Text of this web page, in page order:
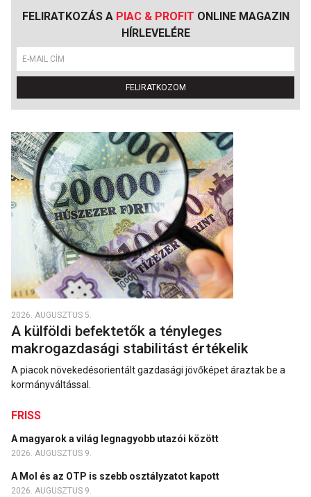
FELIRATKOZÁS A PIAC & PROFIT ONLINE MAGAZIN
HÍRLEVELÉRE
FELIRATKOZOM
2026. AUGUSZTUS 5.
A külföldi befektetők a tényleges
makrogazdasági stabilitást értékelik
A piacok növekedésorientált gazdasági jövőképet áraztak be a
kormányváltással.
FRISS
A magyarok a világ legnagyobb utazói között
2026. AUGUSZTUS 9.
A Mol és az OTP is szebb osztályzatot kapott
2026. AUGUSZTUS 9.